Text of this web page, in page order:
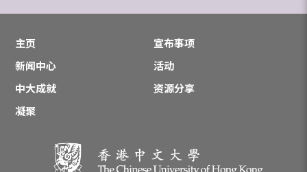
主页
宣布事项
新闻中心
活动
中大成就
资源分享
凝聚